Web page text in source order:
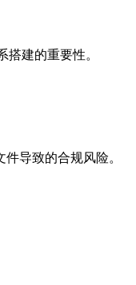
建的重要性。
导致的合规风险。